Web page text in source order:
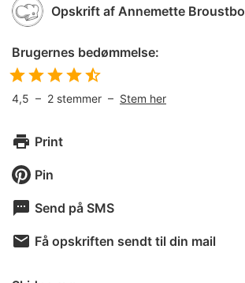
Opskrift af Annemette Broustbo
Brugernes bedømmelse:
4,5 – 2 stemmer – Stem her
Print
Pin
Send på SMS
Få opskriften sendt til din mail